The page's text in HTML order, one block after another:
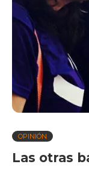
OPINIÓN
Las otras